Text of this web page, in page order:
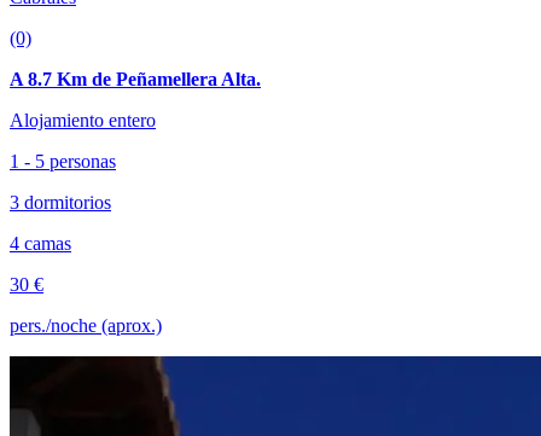
(0)
A 8.7 Km de Peñamellera Alta.
Alojamiento entero
1 - 5 personas
3 dormitorios
4 camas
30 €
pers./noche (aprox.)